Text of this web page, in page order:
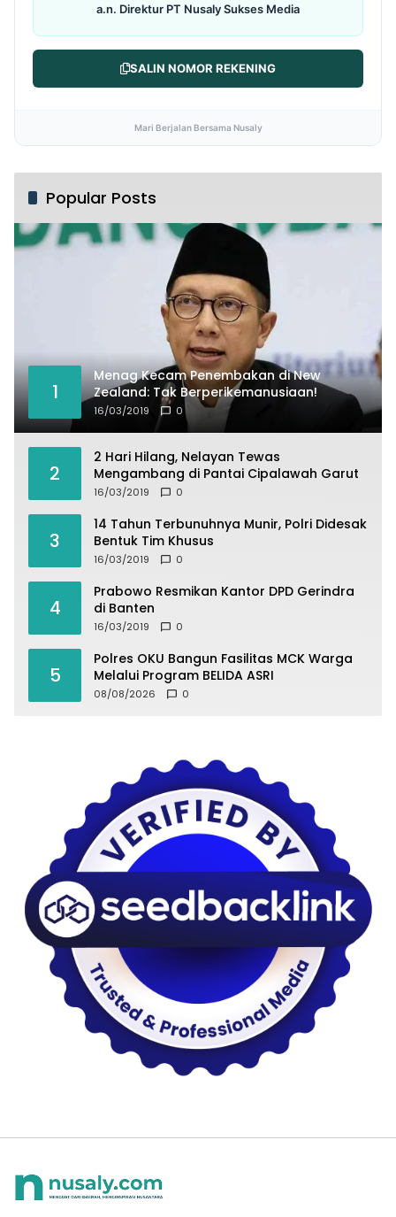
a.n. Direktur PT Nusaly Sukses Media
SALIN NOMOR REKENING
Mari Berjalan Bersama Nusaly
Popular Posts
1
Menag Kecam Penembakan di New
Zealand: Tak Berperikemanusiaan!
16/03/2019 0
2
2 Hari Hilang, Nelayan Tewas
Mengambang di Pantai Cipalawah Garut
16/03/2019 0
3
14 Tahun Terbunuhnya Munir, Polri Didesak
Bentuk Tim Khusus
16/03/2019 0
4
Prabowo Resmikan Kantor DPD Gerindra
di Banten
16/03/2019 0
5
Polres OKU Bangun Fasilitas MCK Warga
Melalui Program BELIDA ASRI
08/08/2026 0